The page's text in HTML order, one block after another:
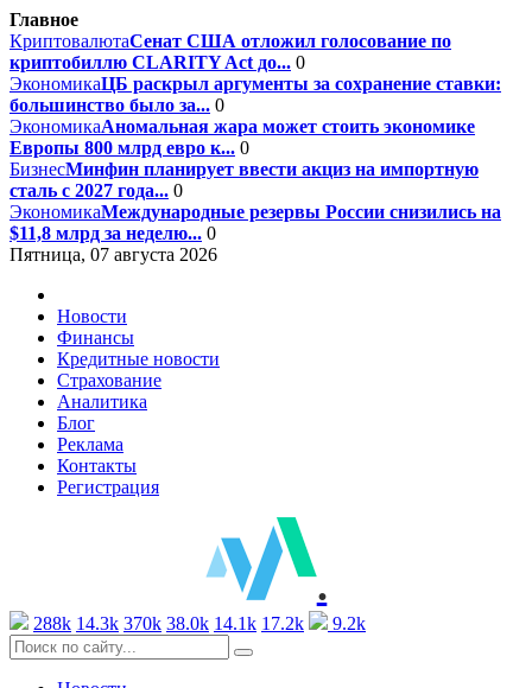
Главное
КриптовалютаСенат США отложил голосование по
криптобиллю CLARITY Act до... 0
ЭкономикаЦБ раскрыл аргументы за сохранение ставки:
большинство было за... 0
ЭкономикаАномальная жара может стоить экономике
Европы 800 млрд евро к... 0
БизнесМинфин планирует ввести акциз на импортную
сталь с 2027 года... 0
ЭкономикаМеждународные резервы России снизились на
$11,8 млрд за неделю... 0
Пятница, 07 августа 2026
Новости
Финансы
Кредитные новости
Страхование
Аналитика
Блог
Реклама
Контакты
Регистрация
.
288k 14.3k 370k 38.0k 14.1k 17.2k 9.2k